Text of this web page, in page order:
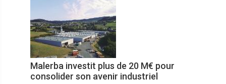
Malerba investit plus de 20 M€ pour
consolider son avenir industriel